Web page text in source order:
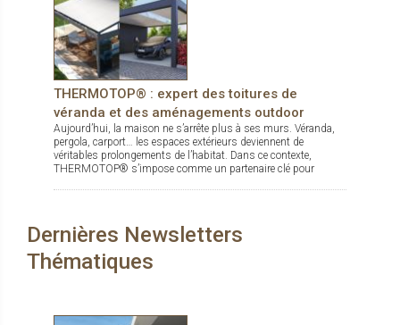
THERMOTOP® : expert des toitures de
véranda et des aménagements outdoor
Aujourd’hui, la maison ne s’arrête plus à ses murs. Véranda,
pergola, carport… les espaces extérieurs deviennent de
véritables prolongements de l’habitat. Dans ce contexte,
THERMOTOP® s’impose comme un partenaire clé pour
Dernières Newsletters
Thématiques